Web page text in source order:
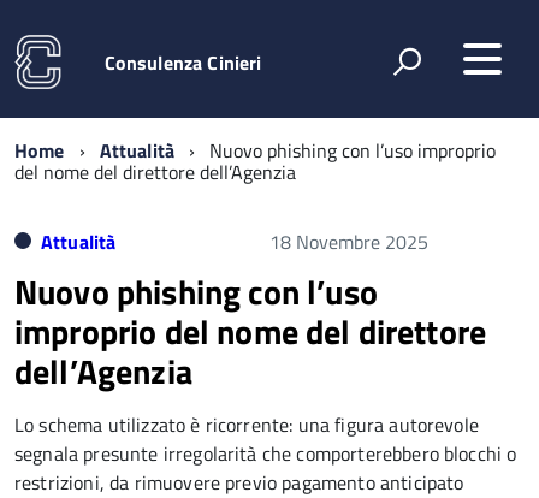
Consulenza Cinieri
Home Attualità Nuovo phishing con l’uso improprio
del nome del direttore dell’Agenzia
Attualità 18 Novembre 2025
Nuovo phishing con l’uso
improprio del nome del direttore
dell’Agenzia
Lo schema utilizzato è ricorrente: una figura autorevole
segnala presunte irregolarità che comporterebbero blocchi o
restrizioni, da rimuovere previo pagamento anticipato